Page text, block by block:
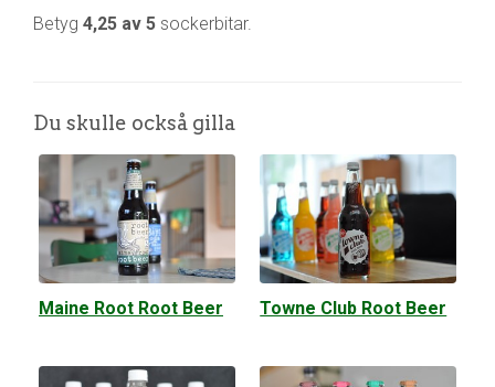
Betyg 4,25 av 5 sockerbitar.
Du skulle också gilla
Maine Root Root Beer Towne Club Root Beer